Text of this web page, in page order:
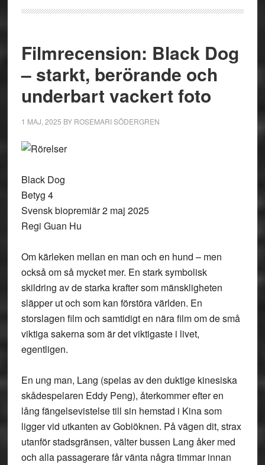
Filmrecension: Black Dog
– starkt, berörande och
underbart vackert foto
1 MAJ, 2025 BY ROSEMARI SÖDERGREN
Black Dog
Betyg 4
Svensk biopremiär 2 maj 2025
Regi Guan Hu
Om kärleken mellan en man och en hund – men
också om så mycket mer. En stark symbolisk
skildring av de starka krafter som mänskligheten
släpper ut och som kan förstöra världen. En
storslagen film och samtidigt en nära film om de små
viktiga sakerna som är det viktigaste i livet,
egentligen.
En ung man, Lang (spelas av den duktige kinesiska
skådespelaren Eddy Peng), återkommer efter en
lång fängelsevistelse till sin hemstad i Kina som
ligger vid utkanten av Gobiöknen. På vägen dit, strax
utanför stadsgränsen, välter bussen Lang åker med
och alla passagerare får vänta några timmar innan